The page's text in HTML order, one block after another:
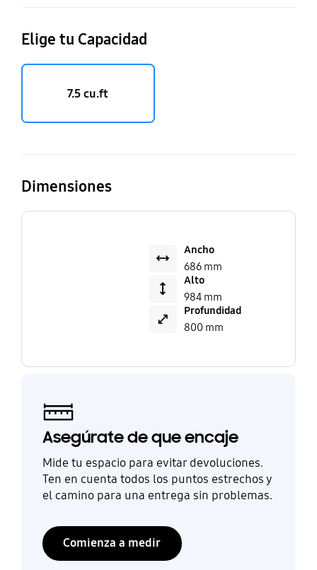
Elige tu Capacidad
7.5 cu.ft
Dimensiones
Ancho
686 mm
Alto
984 mm
Profundidad
800 mm
Asegúrate de que encaje
Mide tu espacio para evitar devoluciones.
Ten en cuenta todos los puntos estrechos y
el camino para una entrega sin problemas.
Comienza a medir